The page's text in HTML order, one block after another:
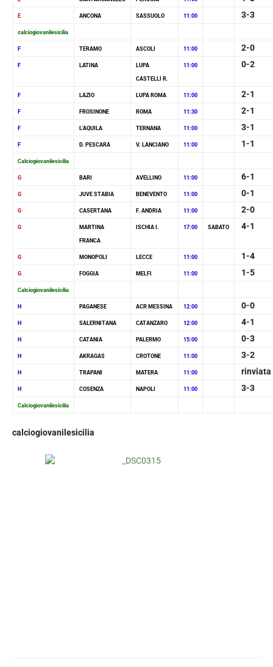
E ANCONA SASSUOLO 11:00 3-3
calciogiovanilesicilia
F TERAMO ASCOLI 11:00 2-0
F LATINA LUPA
CASTELLI R.
11:00 0-2
F LAZIO LUPA ROMA 11:00 2-1
F FROSINONE ROMA 11:30 2-1
F L’AQUILA TERNANA 11:00 3-1
F D. PESCARA V. LANCIANO 11:00 1-1
Calciogiovanilesicilia
G BARI AVELLINO 11:00 6-1
G JUVE STABIA BENEVENTO 11:00 0-1
G CASERTANA F. ANDRIA 11:00 2-0
G MARTINA
FRANCA
ISCHIA I. 17:00 SABATO 4-1
G MONOPOLI LECCE 11:00 1-4
G FOGGIA MELFI 11:00 1-5
Calciogiovanilesicilia
H PAGANESE ACR MESSINA 12:00 0-0
H SALERNITANA CATANZARO 12:00 4-1
H CATANIA PALERMO 15:00 0-3
H AKRAGAS CROTONE 11:00 3-2
H TRAPANI MATERA 11:00 rinviata
H COSENZA NAPOLI 11:00 3-3
Calciogiovanilesicilia
calciogiovanilesicilia